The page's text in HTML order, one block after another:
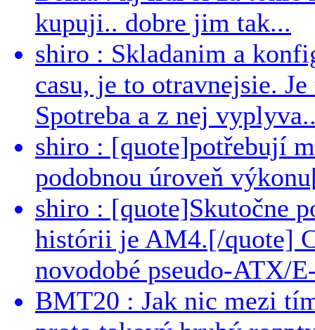
kupuji.. dobre jim tak...
shiro : Skladanim a
casu, je to otravnejsie.
Spotreba a z nej
shiro : [quote]potřebují
podobnou úroveň
shiro : [quote]Skutočne
histórii je AM4.[/quote]
novodobé pseudo-ATX/
BMT20 : Jak nic mezi